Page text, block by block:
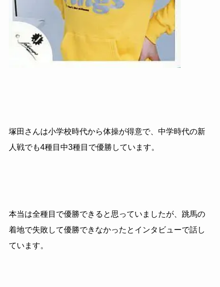
塚田さんは小学校時代から体操が得意で、中学時代の新
人戦でも4種目中3種目で優勝しています。
本当は全種目で優勝できると思っていましたが、跳馬の
着地で失敗して優勝できなかったとインタビューで話し
ています。